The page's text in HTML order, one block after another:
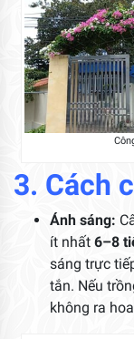
3. Cách
Ánh sáng:
ít nhất 6–8
sáng trực
tắn. Nếu
không ra